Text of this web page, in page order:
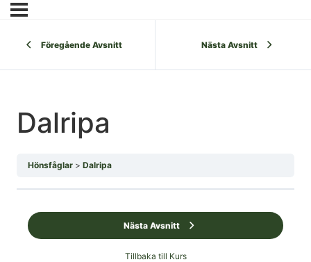
Föregående Avsnitt Nästa Avsnitt
Dalripa
Hönsfåglar Dalripa
Tillbaka till Kurs
Nästa Avsnitt